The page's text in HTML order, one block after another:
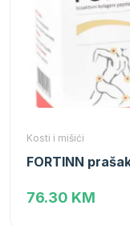
Kosti i mišići
FORTINN
76.30 KM